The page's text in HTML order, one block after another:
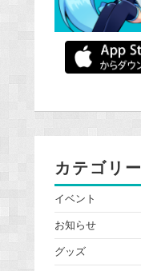
カテゴリー
イベント
お知らせ
グッズ